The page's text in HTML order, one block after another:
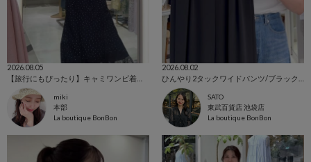
2026.08.05
miki
本部
La boutique BonBon
2026.08.02
SATO
東武百貨店 池袋店
La boutique BonBon